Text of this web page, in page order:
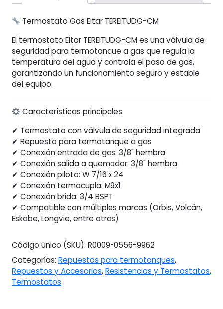
Termostato Gas Eitar TEREITUDG-CM
El termostato Eitar TEREITUDG-CM es una válvula de
seguridad para termotanque a gas que regula la
temperatura del agua y controla el paso de gas,
garantizando un funcionamiento seguro y estable
del equipo.
Características principales
✔ Termostato con válvula de seguridad integrada
✔ Repuesto para termotanque a gas
✔ Conexión entrada de gas: 3/8" hembra
✔ Conexión salida a quemador: 3/8" hembra
✔ Conexión piloto: W 7/16 x 24
✔ Conexión termocupla: M9x1
✔ Conexión brida: 3/4 BSPT
✔ Compatible con múltiples marcas (Orbis, Volcán,
Eskabe, Longvie, entre otras)
Código único (SKU): R0009-0556-9962
Categorías: Repuestos para termotanques,
Repuestos y Accesorios,Resistencias y Termostatos,
Termostatos